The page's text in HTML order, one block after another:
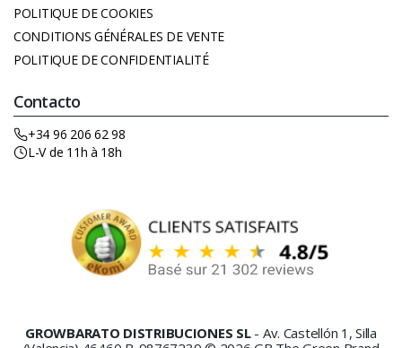
POLITIQUE DE COOKIES
CONDITIONS GÉNÉRALES DE VENTE
POLITIQUE DE CONFIDENTIALITÉ
Contacto
+34 96 206 62 98
L-V de 11h à 18h
GROWBARATO DISTRIBUCIONES SL - Av. Castellón 1, Silla